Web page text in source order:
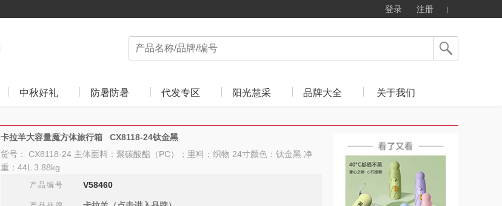
登录 注册
中秋好礼 防暑防暑 代发专区 阳光慧采 品牌大全 关于我们
卡拉羊大容量魔方体旅行箱 CX8118-24钛金黑
货号： CX8118-24 主体面料：聚碳酸酯（PC）；里料：织物 24寸颜色：钛金黑 净
重：44L 3.88kg
产品编号 V58460